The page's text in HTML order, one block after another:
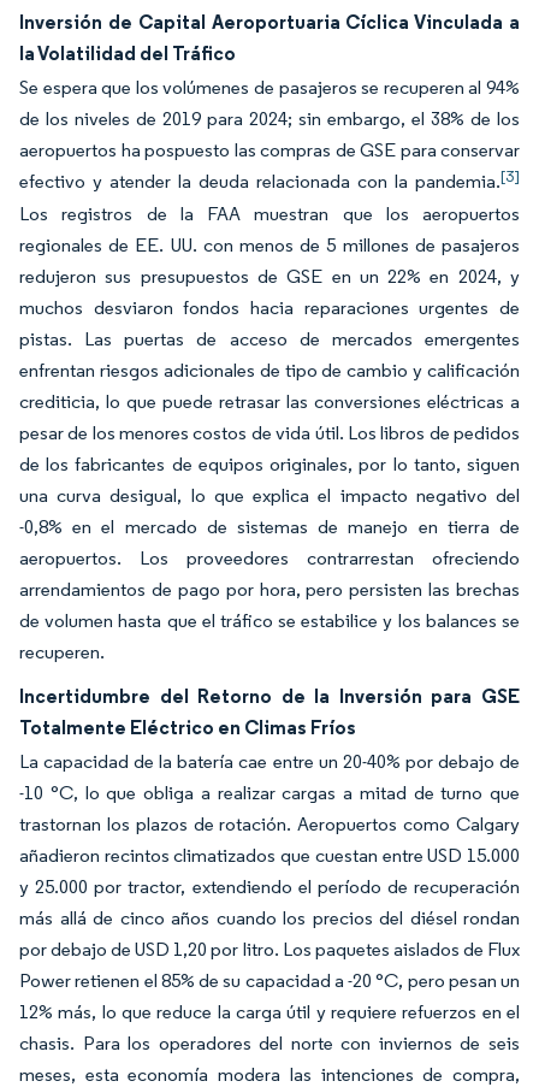
Inversión de Capital Aeroportuaria Cíclica Vinculada a
la Volatilidad del Tráfico
Se espera que los volúmenes de pasajeros se recuperen al 94%
de los niveles de 2019 para 2024; sin embargo, el 38% de los
aeropuertos ha pospuesto las compras de GSE para conservar
efectivo y atender la deuda relacionada con la pandemia.[3]
Los registros de la FAA muestran que los aeropuertos
regionales de EE. UU. con menos de 5 millones de pasajeros
redujeron sus presupuestos de GSE en un 22% en 2024, y
muchos desviaron fondos hacia reparaciones urgentes de
pistas. Las puertas de acceso de mercados emergentes
enfrentan riesgos adicionales de tipo de cambio y calificación
crediticia, lo que puede retrasar las conversiones eléctricas a
pesar de los menores costos de vida útil. Los libros de pedidos
de los fabricantes de equipos originales, por lo tanto, siguen
una curva desigual, lo que explica el impacto negativo del
-0,8% en el mercado de sistemas de manejo en tierra de
aeropuertos. Los proveedores contrarrestan ofreciendo
arrendamientos de pago por hora, pero persisten las brechas
de volumen hasta que el tráfico se estabilice y los balances se
recuperen.
Incertidumbre del Retorno de la Inversión para GSE
Totalmente Eléctrico en Climas Fríos
La capacidad de la batería cae entre un 20-40% por debajo de
-10 °C, lo que obliga a realizar cargas a mitad de turno que
trastornan los plazos de rotación. Aeropuertos como Calgary
añadieron recintos climatizados que cuestan entre USD 15.000
y 25.000 por tractor, extendiendo el período de recuperación
más allá de cinco años cuando los precios del diésel rondan
por debajo de USD 1,20 por litro. Los paquetes aislados de Flux
Power retienen el 85% de su capacidad a -20 °C, pero pesan un
12% más, lo que reduce la carga útil y requiere refuerzos en el
chasis. Para los operadores del norte con inviernos de seis
meses, esta economía modera las intenciones de compra,